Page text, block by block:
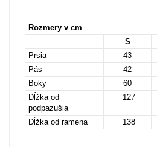
Rozmery v cm
S
Prsia
43
Pás
42
Boky
60
Dĺžka od
podpazušia
127
Dĺžka od ramena 138